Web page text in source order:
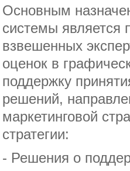
Основным
системы является
взвешенных
оценок в
поддержку
решений,
маркетинговой
стратегии:
- Решения о